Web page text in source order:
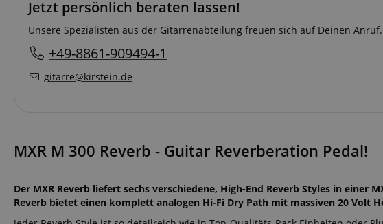
Jetzt persönlich beraten lassen!
Unsere Spezialisten aus der Gitarrenabteilung freuen sich auf Deinen Anruf.
+49-8861-909494-1
gitarre@kirstein.de
MXR M 300 Reverb - Guitar Reverberation Pedal!
Der MXR Reverb liefert sechs verschiedene, High-End Reverb Styles in einer
Reverb bietet einen komplett analogen Hi-Fi Dry Path mit massiven 20 Volt